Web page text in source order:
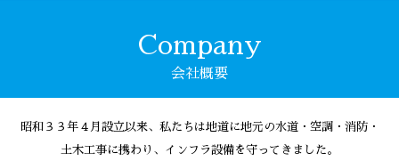
Company
会社概要
昭和３３年４月設立以来、私たちは地道に地元の水道・空調・消防・
土木工事に携わり、インフラ設備を守ってきました。